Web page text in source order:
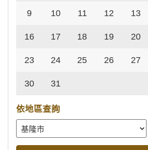
9 10 11 12 13
16 17 18 19 20
23 24 25 26 27
30 31
依地區查詢